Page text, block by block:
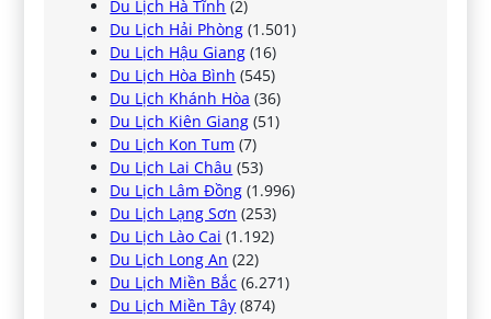
Du Lịch Hà Tĩnh (2)
Du Lịch Hải Phòng (1.501)
Du Lịch Hậu Giang (16)
Du Lịch Hòa Bình (545)
Du Lịch Khánh Hòa (36)
Du Lịch Kiên Giang (51)
Du Lịch Kon Tum (7)
Du Lịch Lai Châu (53)
Du Lịch Lâm Đồng (1.996)
Du Lịch Lạng Sơn (253)
Du Lịch Lào Cai (1.192)
Du Lịch Long An (22)
Du Lịch Miền Bắc (6.271)
Du Lịch Miền Tây (874)